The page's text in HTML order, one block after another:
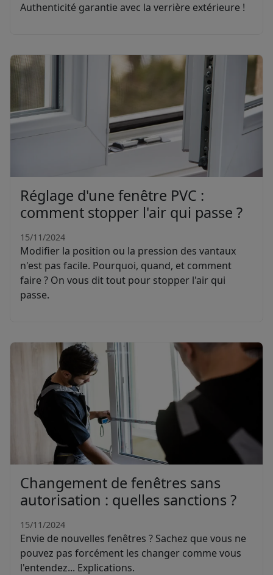
Authenticité garantie avec la verrière extérieure !
Réglage d'une fenêtre PVC :
comment stopper l'air qui passe ?
15/11/2024
Modifier la position ou la pression des vantaux
n'est pas facile. Pourquoi, quand, et comment
faire ? On vous dit tout pour stopper l'air qui
passe.
Changement de fenêtres sans
autorisation : quelles sanctions ?
15/11/2024
Envie de nouvelles fenêtres ? Sachez que vous ne
pouvez pas forcément les changer comme vous
l'entendez... Explications.